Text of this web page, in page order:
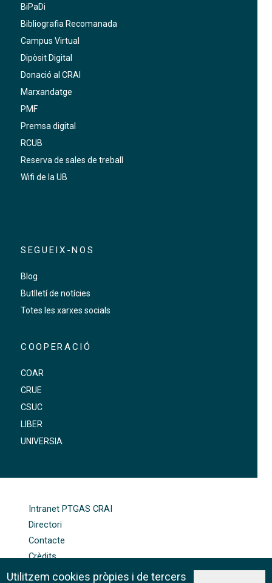
BiPaDi
Bibliografia Recomanada
Campus Virtual
Dipòsit Digital
Donació al CRAI
Marxandatge
PMF
Premsa digital
RCUB
Reserva de sales de treball
Wifi de la UB
SEGUEIX-NOS
Blog
Butlletí de notícies
Totes les xarxes socials
COOPERACIÓ
COAR
CRUE
CSUC
LIBER
UNIVERSIA
Intranet PTGAS CRAI
Directori
Contacte
Crèdits
Mapa web
Utilitzem cookies pròpies i de tercers